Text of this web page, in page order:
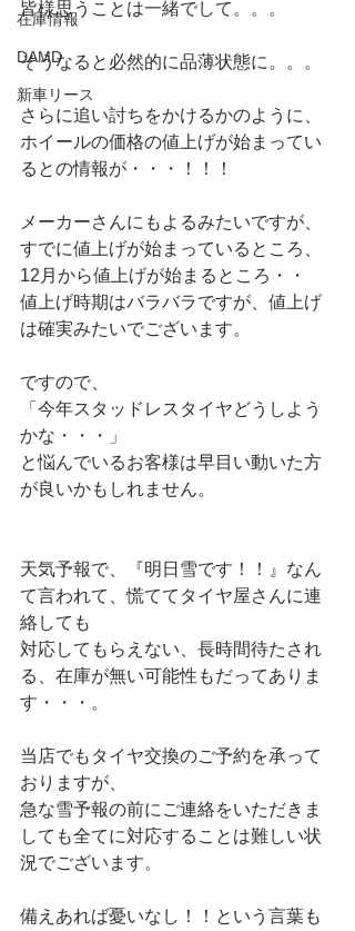
在庫情報
DAMD
新車リース
皆様思うことは一緒でして。。。
そうなると必然的に品薄状態に。。。
さらに追い討ちをかけるかのように、
ホイールの価格の値上げが始まってい
るとの情報が・・・！！！
メーカーさんにもよるみたいですが、
すでに値上げが始まっているところ、
12月から値上げが始まるところ・・
値上げ時期はバラバラですが、値上げ
は確実みたいでございます。
ですので、
「今年スタッドレスタイヤどうしよう
かな・・・」
と悩んでいるお客様は早目い動いた方
が良いかもしれません。
天気予報で、『明日雪です！！』なん
て言われて、慌ててタイヤ屋さんに連
絡しても
対応してもらえない、長時間待たされ
る、在庫が無い可能性もだってありま
す・・・。
当店でもタイヤ交換のご予約を承って
おりますが、
急な雪予報の前にご連絡をいただきま
しても全てに対応することは難しい状
況でございます。
備えあれば憂いなし！！という言葉も